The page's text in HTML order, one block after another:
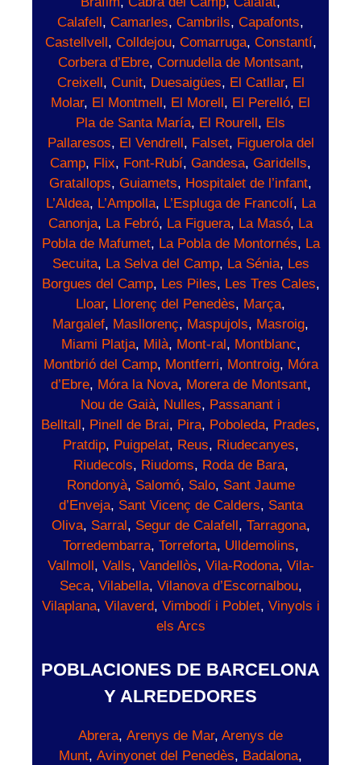
Calafell, Camarles, Cambrils, Capafonts,
Castellvell, Colldejou, Comarruga, Constantí,
Corbera d’Ebre, Cornudella de Montsant,
Creixell, Cunit, Duesaigües, El Catllar, El
Molar, El Montmell, El Morell, El Perelló, El
Pla de Santa María, El Rourell, Els
Pallaresos, El Vendrell, Falset, Figuerola del
Camp, Flix, Font-Rubí, Gandesa, Garidells,
Gratallops, Guiamets, Hospitalet de l’infant,
L’Aldea, L’Ampolla, L’Espluga de Francolí, La
Canonja, La Febró, La Figuera, La Masó, La
Pobla de Mafumet, La Pobla de Montornés, La
Secuita, La Selva del Camp, La Sénia, Les
Borgues del Camp, Les Piles, Les Tres Cales,
Lloar, Llorenç del Penedès, Marça,
Margalef, Masllorenç, Maspujols, Masroig,
Miami Platja, Milà, Mont-ral, Montblanc,
Montbrió del Camp, Montferri, Montroig, Móra
d’Ebre, Móra la Nova, Morera de Montsant,
Nou de Gaià, Nulles, Passanant i
Belltall, Pinell de Brai, Pira, Poboleda, Prades,
Pratdip, Puigpelat, Reus, Riudecanyes,
Riudecols, Riudoms, Roda de Bara,
Rondonyà, Salomó, Salo, Sant Jaume
d’Enveja, Sant Vicenç de Calders, Santa
Oliva, Sarral, Segur de Calafell, Tarragona,
Torredembarra, Torreforta, Ulldemolins,
Vallmoll, Valls, Vandellòs, Vila-Rodona, Vila-
Seca, Vilabella, Vilanova d’Escornalbou,
Vilaplana, Vilaverd, Vimbodí i Poblet, Vinyols i
els Arcs
POBLACIONES DE BARCELONA
Y ALREDEDORES
Abrera, Arenys de Mar, Arenys de
Munt, Avinyonet del Penedès, Badalona,